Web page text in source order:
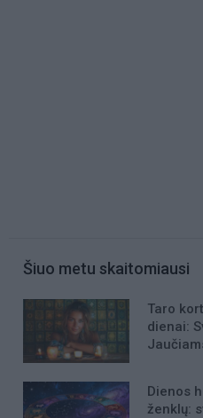
Šiuo metu skaitomiausi
Taro
dienai:
Dienos
ženklų: